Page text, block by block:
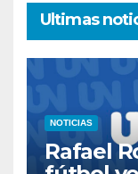
Ultimas
NOTICIAS
Rafael